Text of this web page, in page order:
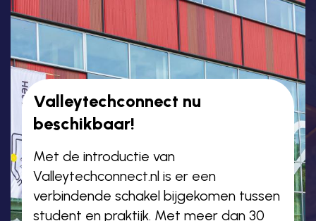
Valleytechconnect nu
beschikbaar!
Met de introductie van
Valleytechconnect.nl is er een
verbindende schakel bijgekomen tussen
student en praktijk. Met meer dan 30